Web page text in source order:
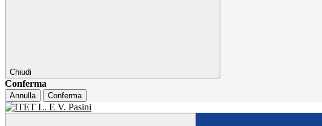
Chiudi
Conferma
Annulla Conferma